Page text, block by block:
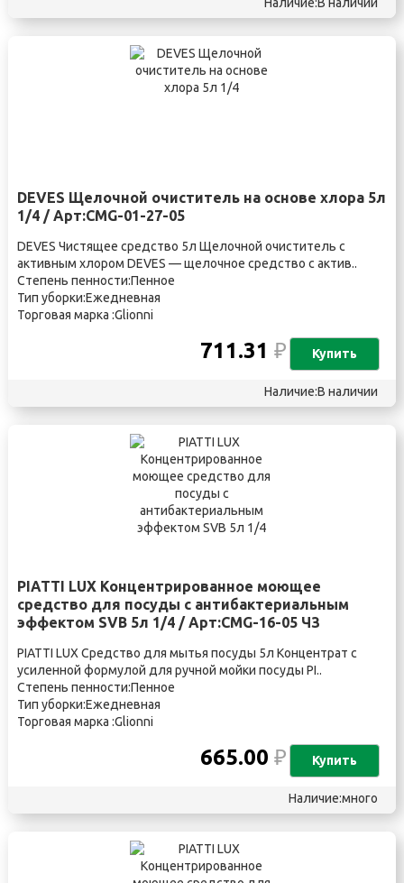
DEVES Щелочной очиститель на основе хлора 5л
1/4 / Арт:CMG-01-27-05
DEVES Чистящее средство 5л Щелочной очиститель с
активным хлором DEVES — щелочное средство с актив..
Степень пенности:Пенное
Тип уборки:Ежедневная
Торговая марка :Glionni
711.31₽ Купить
Наличие:В наличии
PIATTI LUX Концентрированное моющее
средство для посуды с антибактериальным
эффектом SVB 5л 1/4 / Арт:CMG-16-05 ЧЗ
PIATTI LUX Средство для мытья посуды 5л Концентрат с
усиленной формулой для ручной мойки посуды PI..
Степень пенности:Пенное
Тип уборки:Ежедневная
Торговая марка :Glionni
665.00₽ Купить
Наличие:много